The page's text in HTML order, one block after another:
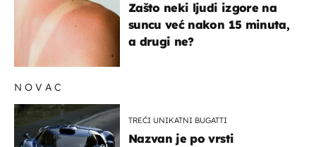
Zašto neki ljudi izgore na
suncu već nakon 15 minuta,
a drugi ne?
NOVAC
TREĆI UNIKATNI BUGATTI
Nazvan je po vrsti